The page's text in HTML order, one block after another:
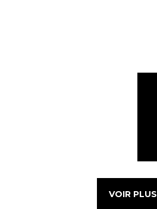
VOIR PLUS